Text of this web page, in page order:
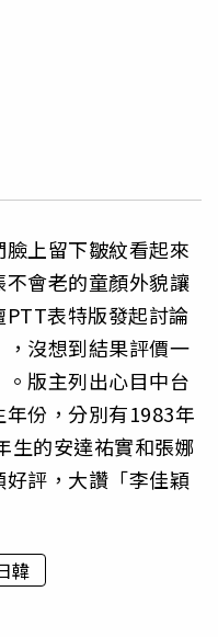
上留下皺紋看起來
會老的童顏外貌讓
表特版發起討論
沒想到結果評價一
版主列出心目中台
份，分別有1983年
生的安達祐實和張娜
評，大讚「李佳穎
韓